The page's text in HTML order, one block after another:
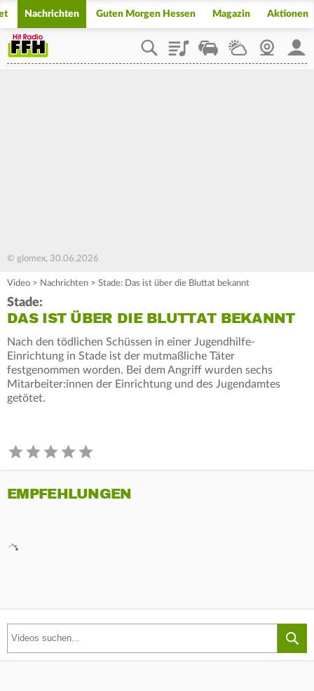
Nachrichten Guten Morgen Hessen Magazin Aktionen
PlaylistStaupilotWetterWebcam
© glomex, 30.06.2026
Video > Nachrichten > Stade: Das ist über die Bluttat bekannt
Stade:
DAS IST ÜBER DIE BLUTTAT BEKANNT
Nach den tödlichen Schüssen in einer Jugendhilfe-
Einrichtung in Stade ist der mutmaßliche Täter
festgenommen worden. Bei dem Angriff wurden sechs
Mitarbeiter:innen der Einrichtung und des Jugendamtes
getötet.
EMPFEHLUNGEN